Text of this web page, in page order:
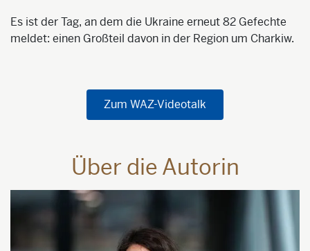
Es ist der Tag, an dem die Ukraine erneut 82 Gefechte
meldet: einen Großteil davon in der Region um Charkiw.
Zum WAZ-Videotalk
Über die Autorin